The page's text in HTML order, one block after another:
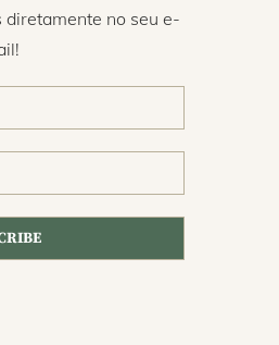
diretamente no seu e-